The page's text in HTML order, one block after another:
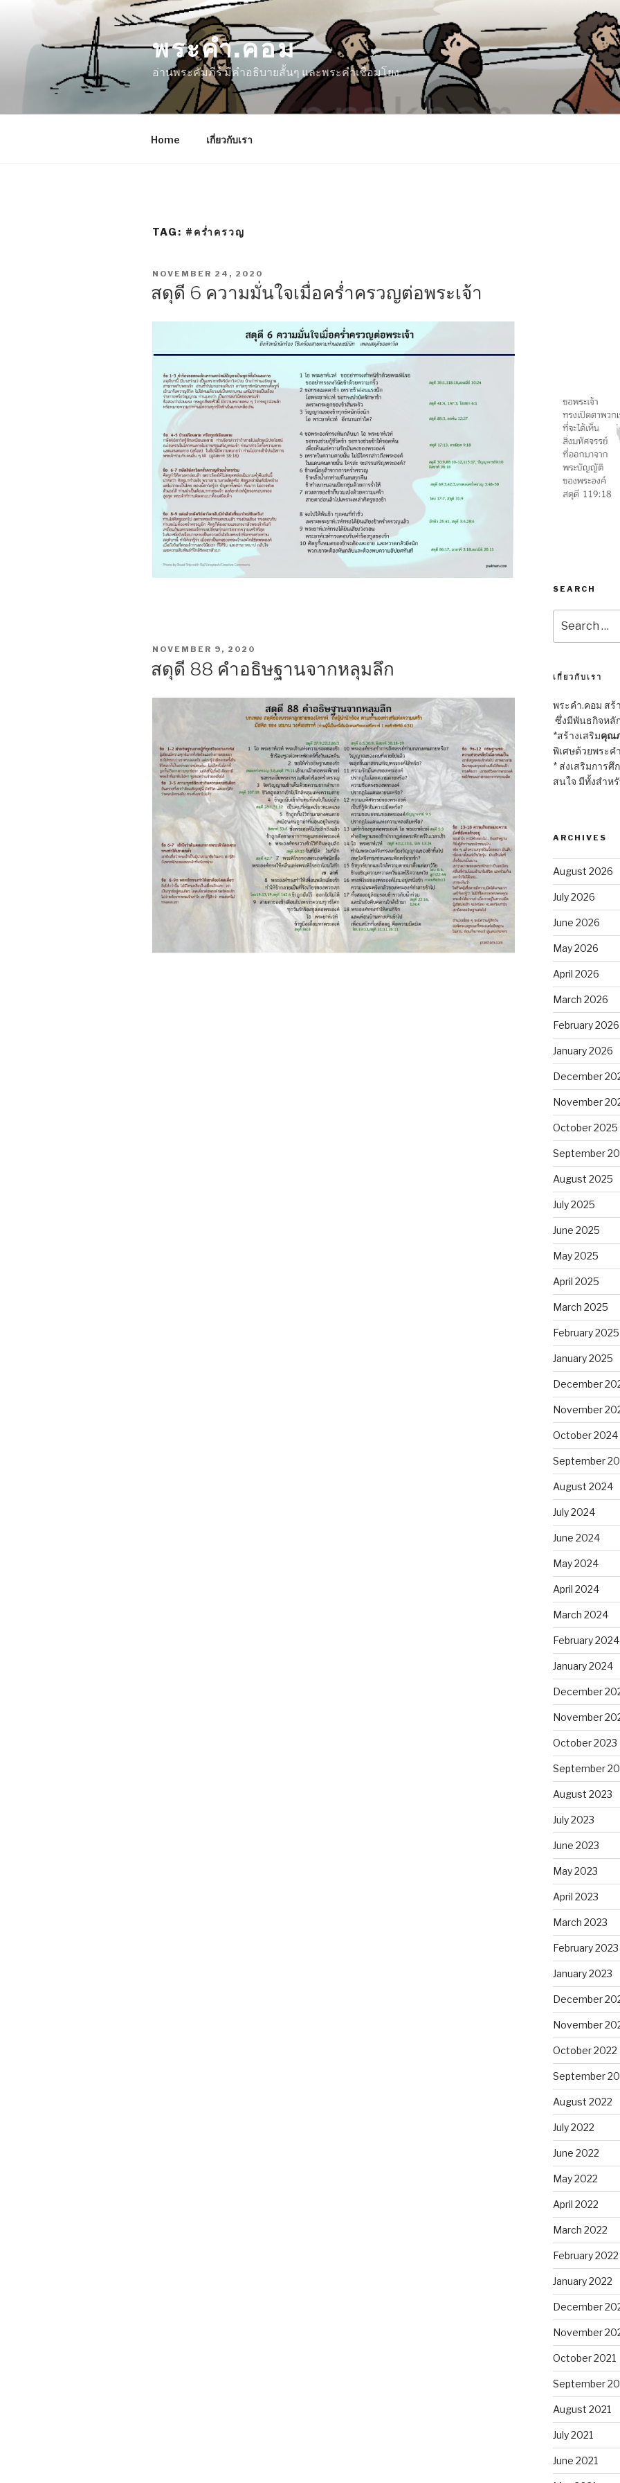
content
พระคำ.คอม
อ่านพระคัมภีร์ มีคำอธิบายสั้นๆ และพระคำเชื่อมโยง
Home เกี่ยวกับเรา
TAG: #คร่ำครวญ
POSTED
NOVEMBER 24, 2020
สดุดี 6 ความมั่นใจเมื่อคร่ำครวญต่อพระเจ้า
POSTED
NOVEMBER 9, 2020
สดุดี 88 คำอธิษฐานจากหลุมลึก
SEARCH
for:
เกี่ยวกับเรา
พระคำ.คอม ส
ซึ่งมีพันธกิจหลั
*สร้างเสริมคุณ
พิเศษด้วยพระค
* ส่งเสริมการศึ
สนใจ มีทั้งสำห
ARCHIVES
August 2026
July 2026
June 2026
May 2026
April 2026
March 2026
February 2026
January 2026
December
November
October 2025
September
August 2025
July 2025
June 2025
May 2025
April 2025
March 2025
February 2025
January 2025
December
November
October 2024
September
August 2024
July 2024
June 2024
May 2024
April 2024
March 2024
February 2024
January 2024
December
November
October 2023
September
August 2023
July 2023
June 2023
May 2023
April 2023
March 2023
February 2023
January 2023
December
November
October 2022
September
August 2022
July 2022
June 2022
May 2022
April 2022
March 2022
February 2022
January 2022
December
November
October 2021
September
August 2021
July 2021
June 2021